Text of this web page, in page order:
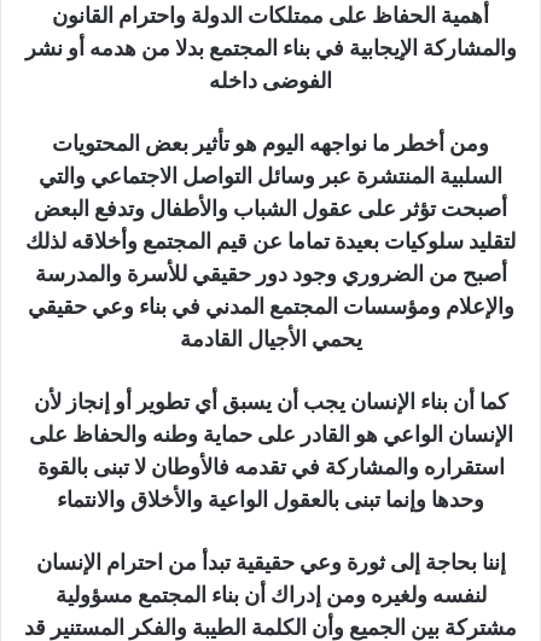
أهمية الحفاظ على ممتلكات الدولة واحترام القانون
والمشاركة الإيجابية في بناء المجتمع بدلا من هدمه أو نشر
الفوضى داخله
ومن أخطر ما نواجهه اليوم هو تأثير بعض المحتويات
السلبية المنتشرة عبر وسائل التواصل الاجتماعي والتي
أصبحت تؤثر على عقول الشباب والأطفال وتدفع البعض
لتقليد سلوكيات بعيدة تماما عن قيم المجتمع وأخلاقه لذلك
أصبح من الضروري وجود دور حقيقي للأسرة والمدرسة
والإعلام ومؤسسات المجتمع المدني في بناء وعي حقيقي
يحمي الأجيال القادمة
كما أن بناء الإنسان يجب أن يسبق أي تطوير أو إنجاز لأن
الإنسان الواعي هو القادر على حماية وطنه والحفاظ على
استقراره والمشاركة في تقدمه فالأوطان لا تبنى بالقوة
وحدها وإنما تبنى بالعقول الواعية والأخلاق والانتماء
إننا بحاجة إلى ثورة وعي حقيقية تبدأ من احترام الإنسان
لنفسه ولغيره ومن إدراك أن بناء المجتمع مسؤولية
مشتركة بين الجميع وأن الكلمة الطيبة والفكر المستنير قد